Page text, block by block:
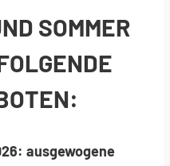
SOMMER
ausgewogene